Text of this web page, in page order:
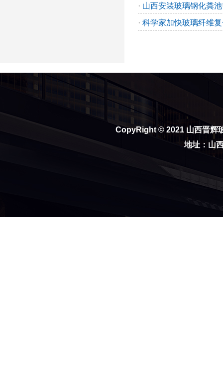
· 山西安装玻璃钢化粪
· 科学家加快玻璃纤维
CopyRight © 2021 山西晋辉
地址：山